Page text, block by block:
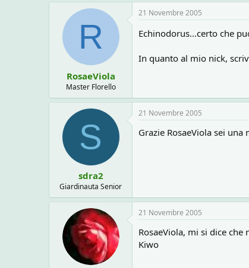
R
RosaeViola
Master Florello
21 Novembre 2005
Echinodorus...certo che
In quanto al mio nick,
S
sdra2
Giardinauta Senior
21 Novembre 2005
Grazie RosaeViola sei
21 Novembre 2005
RosaeViola, mi si dice
Kiwo